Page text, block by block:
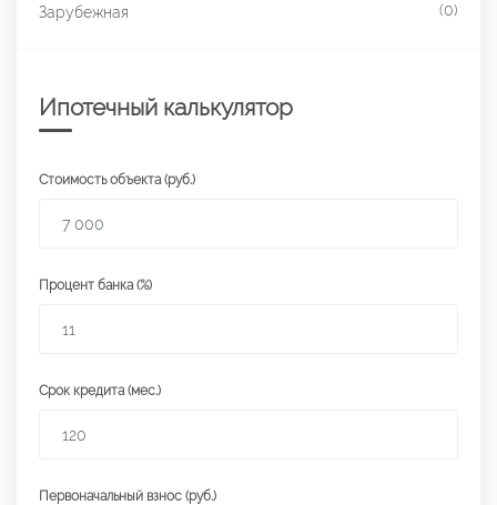
Зарубежная (0)
Ипотечный калькулятор
Стоимость объекта (руб.)
Процент банка (%)
Срок кредита (мес.)
Первоначальный взнос (руб.)